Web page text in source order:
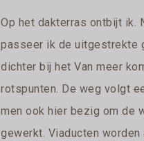
Op het dakterras ontbijt ik.
passeer ik de uitgestrekte
dichter bij het Van meer
rotspunten. De weg volgt
men ook hier bezig om de
gewerkt. Viaducten